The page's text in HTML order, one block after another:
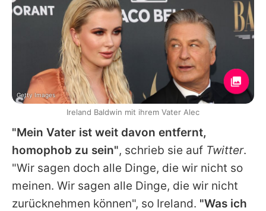
"Mein Vater ist weit davon entfernt,
homophob zu sein", schrieb sie auf Twitter.
"Wir sagen doch alle Dinge, die wir nicht so
meinen. Wir sagen alle Dinge, die wir nicht
zurücknehmen können", so Ireland. "Was ich
Getty Images
Ireland Baldwin mit ihrem Vater Alec